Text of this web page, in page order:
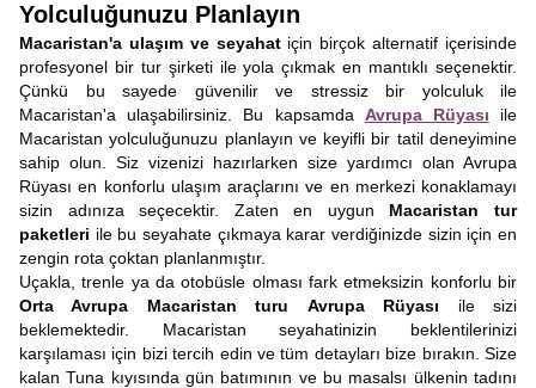
Yolculuğunuzu Planlayın
Macaristan'a ulaşım ve seyahatiçin birçok alternatif içerisinde
profesyonel bir tur şirketi ile yola çıkmak en mantıklı seçenektir.
Çünkü bu sayede güvenilir ve stressiz bir yolculuk ile
Macaristan'a ulaşabilirsiniz. Bu kapsamda Avrupa Rüyası ile
Macaristan yolculuğunuzu planlayın ve keyifli bir tatil deneyimine
sahip olun. Siz vizenizi hazırlarken size yardımcı olan Avrupa
Rüyası en konforlu ulaşım araçlarını ve en merkezi konaklamayı
sizin adınıza seçecektir. Zaten en uygun Macaristan tur
paketleri ile bu seyahate çıkmaya karar verdiğinizde sizin için en
zengin rota çoktan planlanmıştır.
Uçakla, trenle ya da otobüsle olması fark etmeksizin konforlu bir
Orta Avrupa Macaristan turu
Avrupa Rüyası ile sizi
beklemektedir. Macaristan seyahatinizin beklentilerinizi
karşılaması için bizi tercih edin ve tüm detayları bize bırakın. Size
kalan Tuna kıyısında gün batımının ve bu masalsı ülkenin tadını